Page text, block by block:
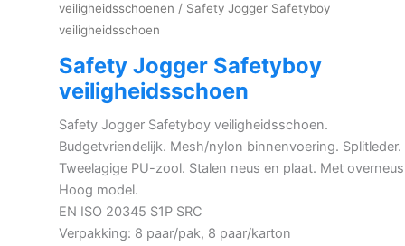
veiligheidsschoenen / Safety Jogger Safetyboy
veiligheidsschoen
Safety Jogger Safetyboy
veiligheidsschoen
Safety Jogger Safetyboy veiligheidsschoen.
Budgetvriendelijk. Mesh/nylon binnenvoering. Splitleder.
Tweelagige PU-zool. Stalen neus en plaat. Met
Hoog model.
EN ISO 20345 S1P SRC
Verpakking: 8 paar/pak, 8 paar/karton